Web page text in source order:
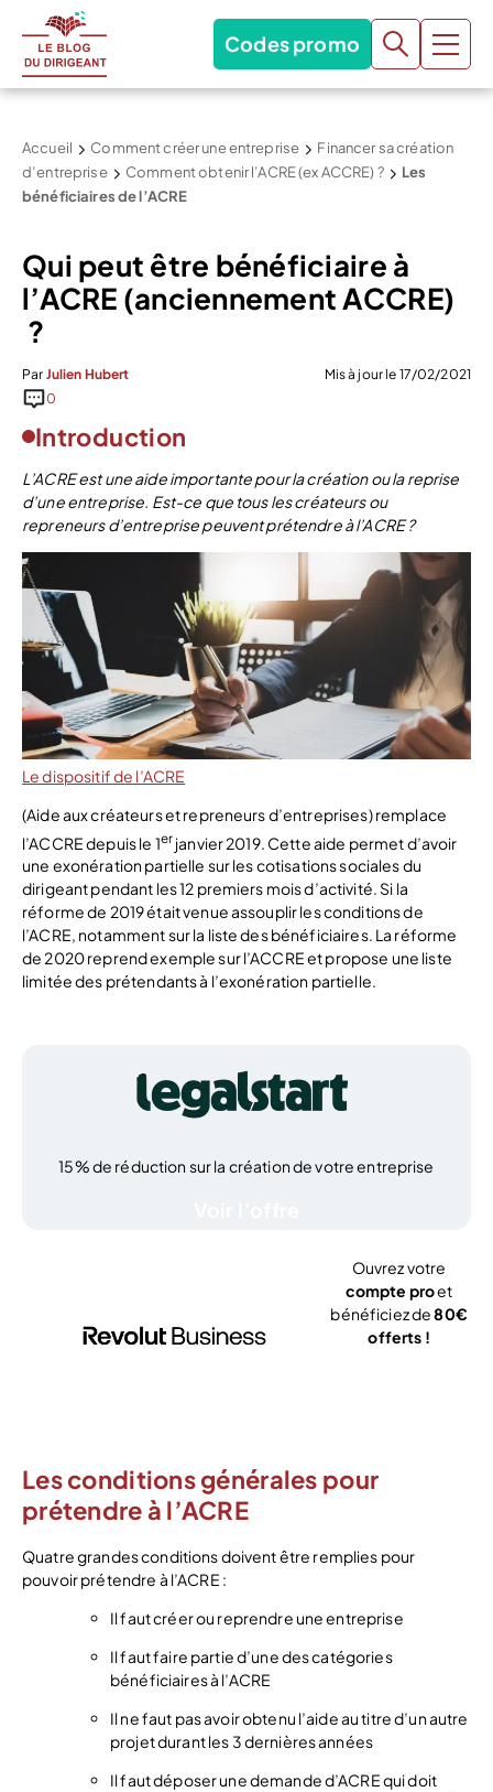
Codes promo
Accueil Comment créer une entreprise
Financer sa création
d’entreprise
Comment obtenir l’ACRE (ex ACCRE) ?
Les
bénéficiaires de l’ACRE
Qui peut être bénéficiaire à
l’ACRE (anciennement ACCRE)
?
Par Julien Hubert
Mis à jour le 17/02/2021
0
Introduction
L’ACRE est une aide importante pour la création ou la reprise
d’une entreprise. Est-ce que tous les créateurs ou
repreneurs d’entreprise peuvent prétendre à l’ACRE ?
Le dispositif de l’ACRE
(Aide aux créateurs et repreneurs d’entreprises) remplace
l’ACCRE depuis le 1erjanvier 2019. Cette aide permet d’avoir
une exonération partielle sur les cotisations sociales du
dirigeant pendant les 12 premiers mois d’activité. Si la
réforme de 2019 était venue assouplir les conditions de
l’ACRE, notamment sur la liste des bénéficiaires. La réforme
de 2020 reprend exemple sur l’ACCRE et propose une liste
limitée des prétendants à l’exonération partielle.
15% de réduction sur la création de votre entreprise
Ouvrez votre
compte proet
bénéficiez de80€
offerts !
Les conditions générales pour
prétendre à l’ACRE
Quatre grandes conditions doivent être remplies pour
pouvoir prétendre à l’ACRE :
Il faut créer ou reprendre une entreprise
Il faut faire partie d’une des catégories
bénéficiaires à l’ACRE
Il ne faut pas avoir obtenu l’aide au titre d’un autre
projet durant les 3 dernières années
Il faut déposer une demande d’ACRE qui doit